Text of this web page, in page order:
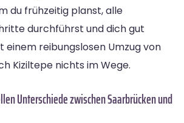
du frühzeitig planst, alle
durchführst und dich gut
reibungslosen Umzug von
Kiziltepe nichts im Wege.
Unterschiede zwischen Saarbrücken und